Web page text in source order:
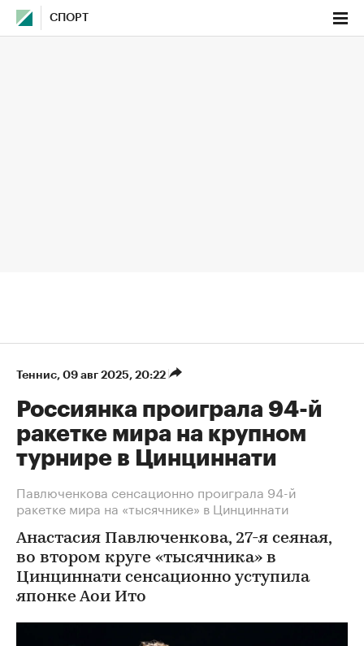
СПОРТ
Теннис⁠, 09 авг 2025, 20:22
Россиянка проиграла 94-й
ракетке мира на крупном
турнире в Цинциннати
Павлюченкова сенсационно проиграла 94-й
ракетке мира на «тысячнике» в Цинциннати
Анастасия Павлюченкова, 27-я сеяная,
во втором круге «тысячника» в
Цинциннати сенсационно уступила
японке Аои Ито